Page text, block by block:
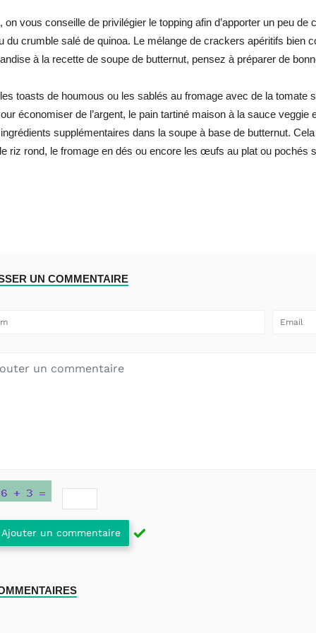
on vous conseille de privilégier le topping afin d’apporter un peu
du crumble salé de quinoa. Le mélange de crackers apéritifs bien
à la recette de soupe de butternut, pensez à préparer de
toasts de houmous ou les sablés au fromage avec de la tomate
économiser de l’argent, le pain tartiné maison à la sauce veggie
supplémentaires dans la soupe à base de butternut.
riz rond, le fromage en dés ou encore les œufs au plat ou pochés
UN COMMENTAIRE
Ajouter un commentaire